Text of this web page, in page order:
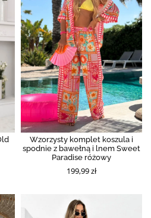
Wzorzysty komplet koszula i
spodnie z bawełną i lnem Sweet
Paradise różowy
199,99 zł